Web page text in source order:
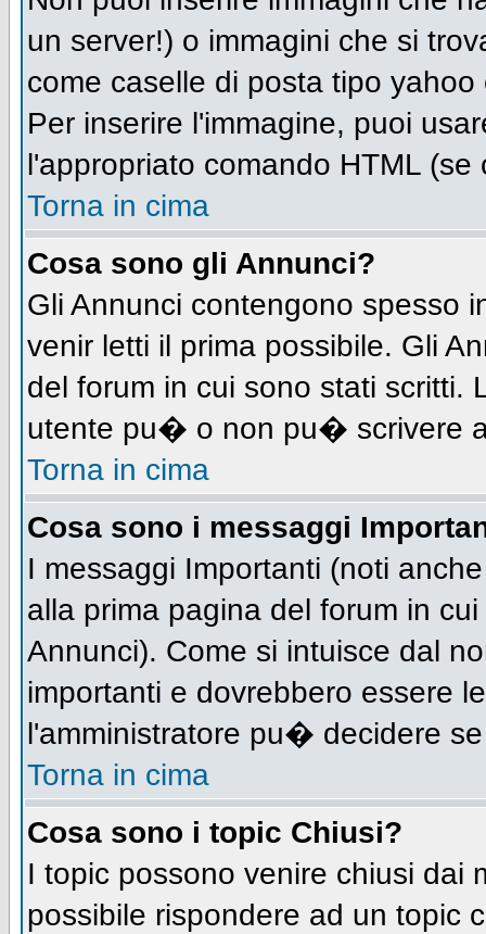
un server!) o immagini che si
come caselle di posta tipo
Per inserire l'immagine, puoi
l'appropriato comando HTML (se
Torna in cima
Cosa sono gli Annunci?
Gli Annunci contengono spesso
venir letti il prima possibile. Gli
del forum in cui sono stati
utente pu� o non pu� scrivere
Torna in cima
Cosa sono i messaggi
I messaggi Importanti (noti
alla prima pagina del forum in
Annunci). Come si intuisce dal
importanti e dovrebbero essere
l'amministratore pu� decidere
Torna in cima
Cosa sono i topic Chiusi?
I topic possono venire chiusi
possibile rispondere ad un topic